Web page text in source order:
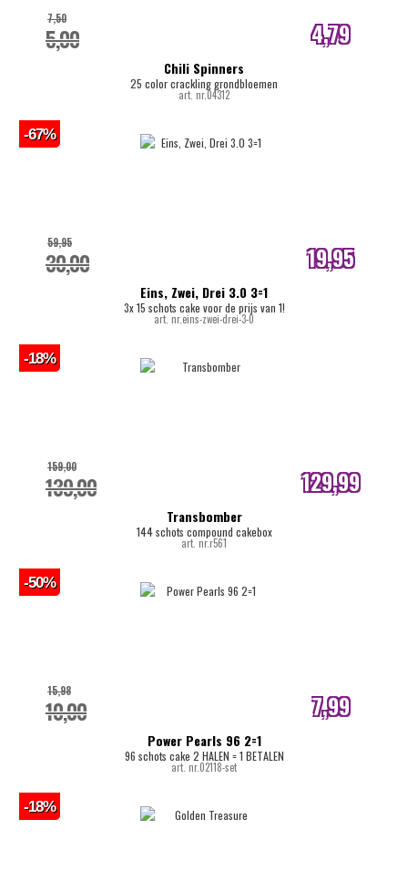
Chili Spinners
25 color crackling grondbloemen
art. nr.04312
5,00
7,50 4,79
internetprijs
Eins, Zwei, Drei 3.0 3=1
3x 15 schots cake voor de prijs van 1!
art. nr.eins-zwei-drei-3-0
30,00
59,95 19,95
internetprijs
-67%
Transbomber
144 schots compound cakebox
art. nr.r561
139,00
159,00 129,99
internetprijs
-18%
Power Pearls 96 2=1
96 schots cake 2 HALEN = 1 BETALEN
art. nr.02118-set
10,00
15,98 7,99
internetprijs
-50%
-18%